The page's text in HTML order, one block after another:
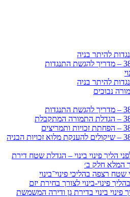
להיתר בניה
להיתר בניה
נבוכים
הליך פינוי בינוי – הגדלת שטח דירת
המלא חלק ב׳
רצפה בהליכי פינוי־בינוי
פינוי-בינוי לצורך בחירת יזם
פינוי בינוי בדירת גן ודירה המשמשת